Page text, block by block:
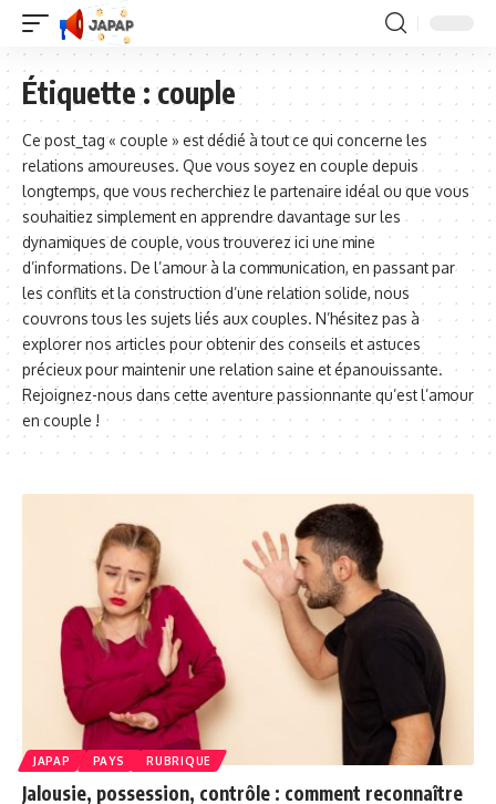
Étiquette :couple
Ce post_tag « couple » est dédié à tout ce qui concerne les
relations amoureuses. Que vous soyez en couple depuis
longtemps, que vous recherchiez le partenaire idéal ou que vous
souhaitiez simplement en apprendre davantage sur les
dynamiques de couple, vous trouverez ici une mine
d’informations. De l’amour à la communication, en passant par
les conflits et la construction d’une relation solide, nous
couvrons tous les sujets liés aux couples. N’hésitez pas à
explorer nos articles pour obtenir des conseils et astuces
précieux pour maintenir une relation saine et épanouissante.
Rejoignez-nous dans cette aventure passionnante qu’est l’amour
en couple !
JAPAP PAYS RUBRIQUE
Jalousie, possession, contrôle : comment reconnaître